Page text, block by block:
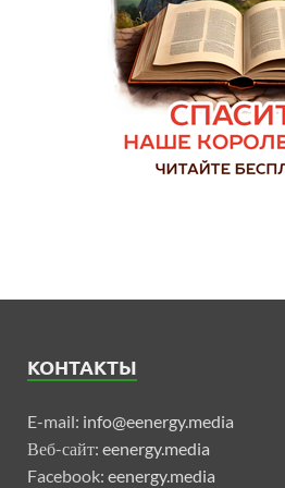
КОНТАКТЫ
E-mail: info@eenergy.media
Веб-сайт: eenergy.media
Facebook: eenergy.media